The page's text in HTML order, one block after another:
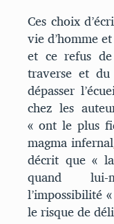
Ces choix
vie d’homme
et ce refus
traverse et
dépasser
chez les
« ont le plus
magma infernal
décrit que «
quand lui-
l’impossibilité
le risque de